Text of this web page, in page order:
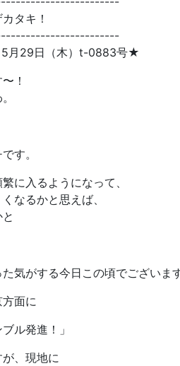
キ！
月29日（木）t-0883号★
！
す。
に入るようになって、
なるかと思えば、
気がする今日この頃でございます
面に
ブル発進！」
が、現地に